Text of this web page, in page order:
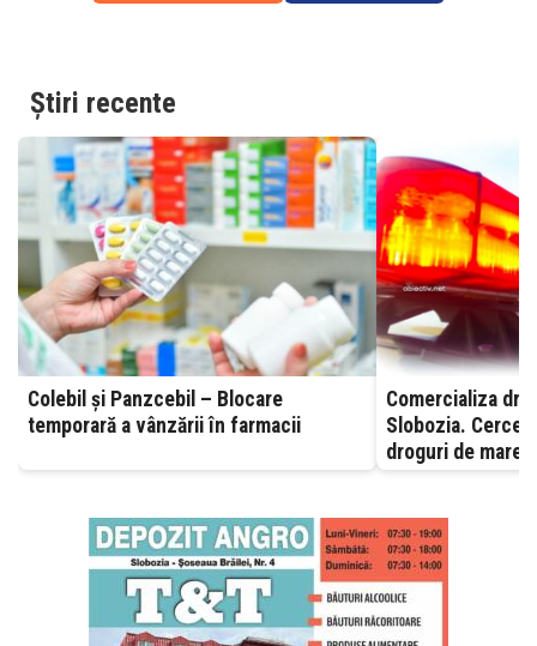
Știri recente
Colebil și Panzcebil – Blocare
temporară a vânzării în farmacii
Comercializa
Slobozia.
droguri de mare